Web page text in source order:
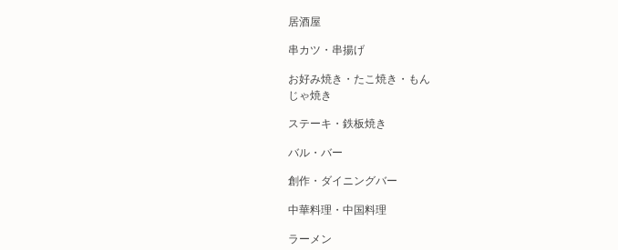
居酒屋
串カツ・串揚げ
お好み焼き・たこ焼き・もん
じゃ焼き
ステーキ・鉄板焼き
バル・バー
創作・ダイニングバー
中華料理・中国料理
ラーメン